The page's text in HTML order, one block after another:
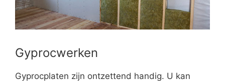
Gyprocwerken
Gyprocplaten zijn ontzettend handig. U kan